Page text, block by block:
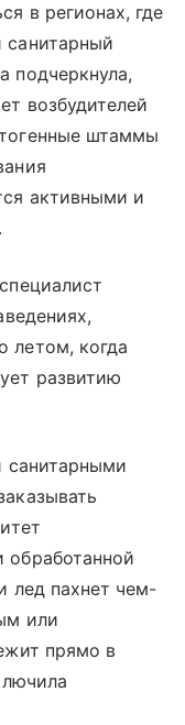
в регионах, где
санитарный
подчеркнула,
возбудителей
штаммы
активными и
летом, когда
развитию
санитарными
обработанной
лед пахнет чем-
или
прямо в